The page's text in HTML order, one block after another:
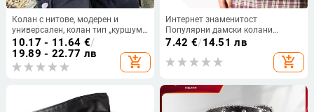
Колан с нитове, модерен и
универсален, колан тип „куршум“
в пънк стил, модерен нов стил,
дамски персонализиран
декоративен колан за панталони,
модерен
10.17 - 11.64 €/
19.89 - 22.77 лв
add_shopping_cart
Интернет знаменитост
Популярни дамски колани
Корейска мода Триъгълна
катарама Колан с катарама
Мода Жокер Рокля Колани
7.42 €/14.51 лв
add_shopping_cart